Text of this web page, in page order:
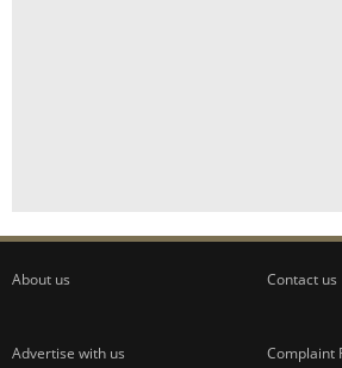
About us Contact us
Advertise with us Complaint